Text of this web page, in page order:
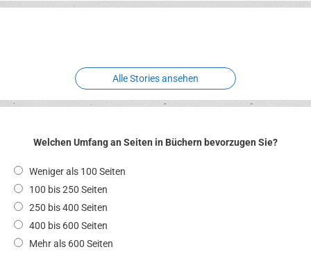
Erlebnispark
Verbotene
Alle Stories ansehen
Welchen Umfang an Seiten in Büchern bevorzugen Sie?
Weniger als 100 Seiten
100 bis 250 Seiten
250 bis 400 Seiten
400 bis 600 Seiten
Mehr als 600 Seiten